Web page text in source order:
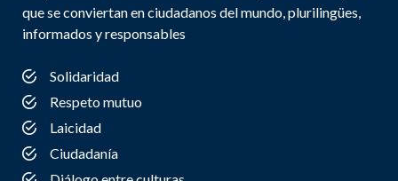
que se conviertan en ciudadanos del mundo, plurilingües,
informados y responsables
Solidaridad
Respeto mutuo
Laicidad
Ciudadanía